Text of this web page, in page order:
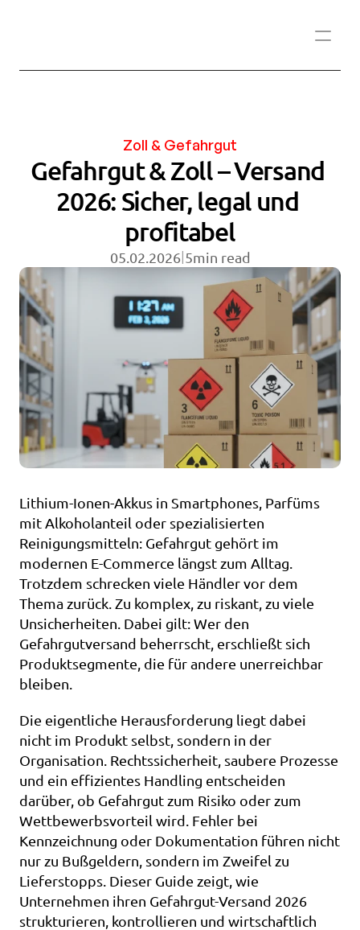
Zoll & Gefahrgut
Gefahrgut & Zoll – Versand
2026: Sicher, legal und
profitabel
05.02.2026|5min read
Lithium-Ionen-Akkus in Smartphones, Parfüms
mit Alkoholanteil oder spezialisierten
Reinigungsmitteln: Gefahrgut gehört im
modernen E-Commerce längst zum Alltag.
Trotzdem schrecken viele Händler vor dem
Thema zurück. Zu komplex, zu riskant, zu viele
Unsicherheiten. Dabei gilt: Wer den
Gefahrgutversand beherrscht, erschließt sich
Produktsegmente, die für andere unerreichbar
bleiben.
Die eigentliche Herausforderung liegt dabei
nicht im Produkt selbst, sondern in der
Organisation. Rechtssicherheit, saubere Prozesse
und ein effizientes Handling entscheiden
darüber, ob Gefahrgut zum Risiko oder zum
Wettbewerbsvorteil wird. Fehler bei
Kennzeichnung oder Dokumentation führen nicht
nur zu Bußgeldern, sondern im Zweifel zu
Lieferstopps. Dieser Guide zeigt, wie
Unternehmen ihren Gefahrgut-Versand 2026
strukturieren, kontrollieren und wirtschaftlich